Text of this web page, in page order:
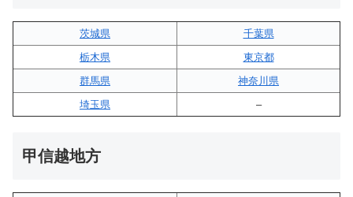
茨城県
千葉県
栃木県
東京都
群馬県
神奈川県
埼玉県
–
甲信越地方